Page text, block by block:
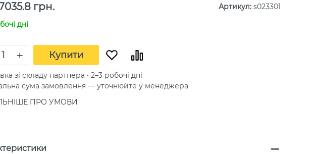
грн. Артикул: s023301
дні
+ Купити
зі складу партнера • 2–3 робочі дні
сума замовлення — уточнюйте у менеджера
ПРО УМОВИ